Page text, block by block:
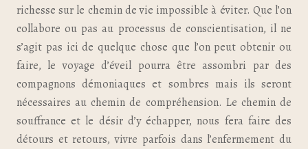
richesse sur le chemin de vie impossible à éviter. Que l’on
collabore ou pas au processus de conscientisation, il ne
s’agit pas ici de quelque chose que l’on peut obtenir ou
faire, le voyage d’éveil pourra être assombri par des
compagnons démoniaques et sombres mais ils seront
nécessaires au chemin de compréhension. Le chemin de
souffrance et le désir d’y échapper, nous fera faire des
détours et retours, vivre parfois dans l’enfermement du